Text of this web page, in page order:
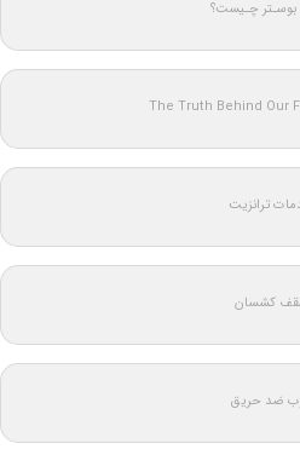
بوسـتر چـیست؟
The Truth Behind Our
ترانزیت
کشسان
ضد حریق